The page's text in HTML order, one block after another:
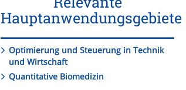
Hauptanwendungsgebiete
Optimierung und Steuerung in Technik
und Wirtschaft
Quantitative Biomedizin